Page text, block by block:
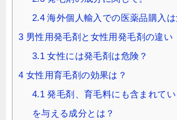
2.4 海外個人輸入での医薬品購入は
3 男性用発毛剤と女性用発毛剤の違い
3.1 女性には発毛剤は危険？
4 女性用育毛剤の効果は？
4.1 発毛剤、育毛料にも含まれて
を与える成分とは？